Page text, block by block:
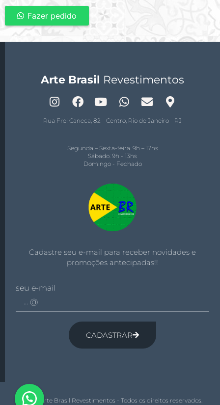
Fazer pedido
Arte Brasil Revestimentos
Rua Frei Caneca, 82 - Centro, Rio de Janeiro - RJ
Segunda – Sexta-feira: 9h – 17hs
Sábado: 9h - 13hs
Domingo - Fechado
Cadastre seu e-mail para receber novidades e
promoções antecipadas!!
seu e-mail
CADASTRAR
© 2026 Arte Brasil Revestimentos - Todos os direitos reservados.